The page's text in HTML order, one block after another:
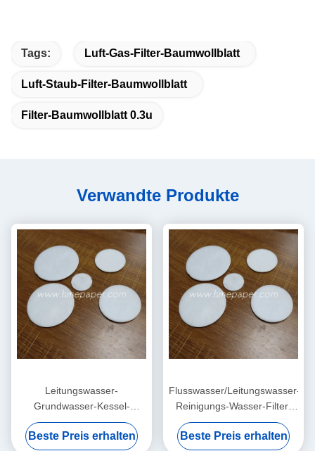
Tags: Luft-Gas-Filter-Baumwollblatt
Luft-Staub-Filter-Baumwollblatt
Filter-Baumwollblatt 0.3u
Verwandte Produkte
Leitungswasser-
Grundwasser-Kessel-
Reinigungs-Wasser-Filter-
Baumwollblatt 0.5mm
Beste Preis erhalten
Flusswasser/Leitungswasser-/
Reinigungs-Wasser-Filter-
Auflagen Soem
Beste Preis erhalten